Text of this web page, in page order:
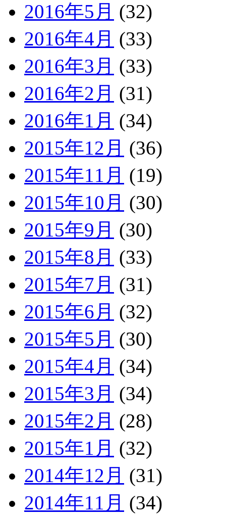
2016年5月 (32)
2016年4月 (33)
2016年3月 (33)
2016年2月 (31)
2016年1月 (34)
2015年12月 (36)
2015年11月 (19)
2015年10月 (30)
2015年9月 (30)
2015年8月 (33)
2015年7月 (31)
2015年6月 (32)
2015年5月 (30)
2015年4月 (34)
2015年3月 (34)
2015年2月 (28)
2015年1月 (32)
2014年12月 (31)
2014年11月 (34)